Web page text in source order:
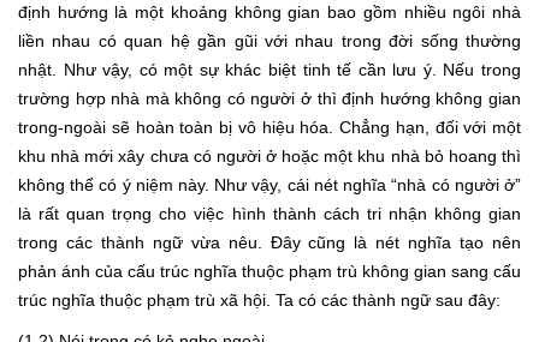
định hướng là một khoảng không gian bao gồm nhiều ngôi nhà
liền nhau có quan hệ gần gũi với nhau trong đời sống thường
nhật. Như vậy, có một sự khác biệt tinh tế cần lưu ý. Nếu trong
trường hợp nhà mà không có người ở thì định hướng không gian
trong-ngoài sẽ hoàn toàn bị vô hiệu hóa. Chẳng hạn, đối với một
khu nhà mới xây chưa có người ở hoặc một khu nhà bỏ hoang thì
không thể có ý niệm này. Như vậy, cái nét nghĩa “nhà có người ở”
là rất quan trọng cho việc hình thành cách tri nhận không gian
trong các thành ngữ vừa nêu. Đây cũng là nét nghĩa tạo nên
phản ánh của cấu trúc nghĩa thuộc phạm trù không gian sang cấu
trúc nghĩa thuộc phạm trù xã hội. Ta có các thành ngữ sau đây: